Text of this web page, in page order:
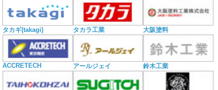
タカギ(takagi) タカラ工業 大阪塗料
ACCRETECH アールジェイ 鈴木工業